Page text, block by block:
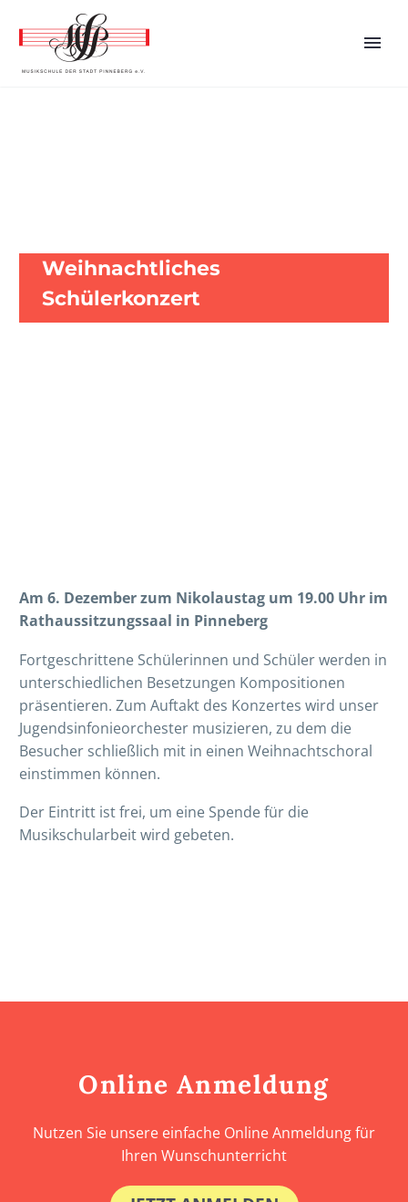
Weihnachtliches
Schülerkonzert
Am 6. Dezember zum Nikolaustag um 19.00 Uhr im
Rathaussitzungssaal in Pinneberg
Fortgeschrittene Schülerinnen und Schüler werden in
unterschiedlichen Besetzungen Kompositionen
präsentieren. Zum Auftakt des Konzertes wird unser
Jugendsinfonieorchester musizieren, zu dem die
Besucher schließlich mit in einen Weihnachtschoral
einstimmen können.
Der Eintritt ist frei, um eine Spende für die
Musikschularbeit wird gebeten.
Online Anmeldung
Nutzen Sie unsere einfache Online Anmeldung für
Ihren Wunschunterricht